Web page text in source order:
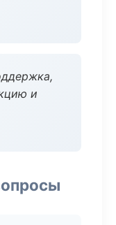
и